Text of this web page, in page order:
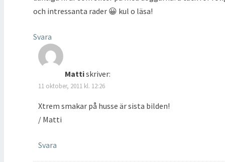
och intressanta rader 😀 kul o läsa!
Svara
Mattiskriver:
11 oktober, 2011 kl. 12:26
Xtrem smakar på husse är sista bilden!
/ Matti
Svara